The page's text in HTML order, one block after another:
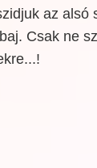
az alsó
Csak ne